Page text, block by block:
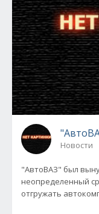
Новости
"АвтоВАЗ" был
неопределенный
отгружать